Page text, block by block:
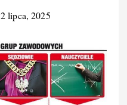
2 lipca, 2025